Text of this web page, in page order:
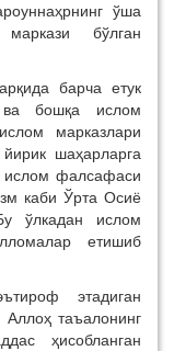
ўша
бўлган
барча етук
бошқа ислом
марказлари
шаҳарларга
ислом фалсафаси
каби Ўрта Осиё
ўлкадан ислом
етишиб
этадиган
Аллоҳ таъалонинг
ҳисобланган